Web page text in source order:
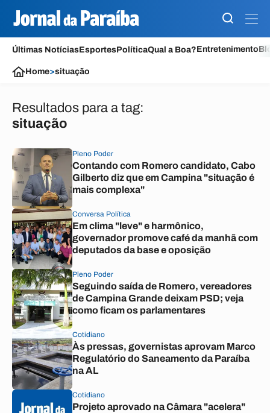
Últimas NotíciasEsportesPolíticaQual a Boa?Entretenimento
Home>situação
Resultados para a tag:
situação
Pleno Poder
Contando com Romero candidato, Cabo
Gilberto diz que em Campina "situação é
mais complexa"
Conversa Política
Em clima "leve" e harmônico,
governador promove café da manhã com
deputados da base e oposição
Pleno Poder
Seguindo saída de Romero, vereadores
de Campina Grande deixam PSD; veja
como ficam os parlamentares
Cotidiano
Às pressas, governistas aprovam Marco
Regulatório do Saneamento da Paraíba
na AL
Cotidiano
Projeto aprovado na Câmara "acelera"